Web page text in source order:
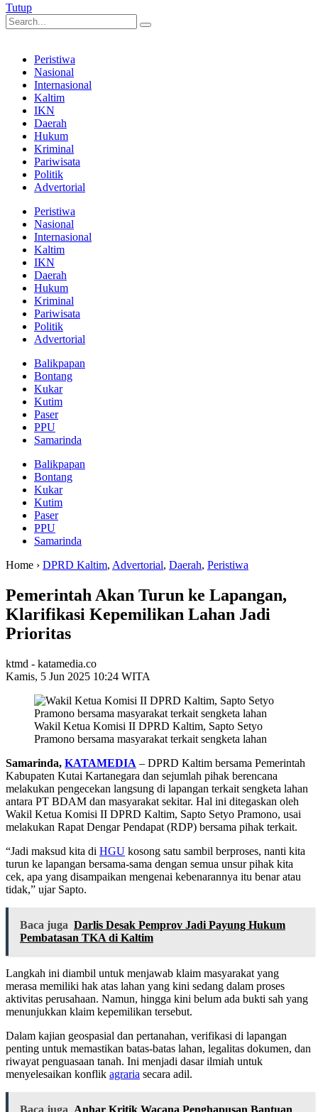
Tutup
Peristiwa
Nasional
Internasional
Kaltim
IKN
Daerah
Hukum
Kriminal
Pariwisata
Politik
Advertorial
Peristiwa
Nasional
Internasional
Kaltim
IKN
Daerah
Hukum
Kriminal
Pariwisata
Politik
Advertorial
Balikpapan
Bontang
Kukar
Kutim
Paser
PPU
Samarinda
Balikpapan
Bontang
Kukar
Kutim
Paser
PPU
Samarinda
Home › DPRD Kaltim, Advertorial, Daerah, Peristiwa
Pemerintah Akan Turun ke Lapangan,
Klarifikasi Kepemilikan Lahan Jadi
Prioritas
ktmd - katamedia.co
Kamis, 5 Jun 2025 10:24 WITA
Wakil Ketua Komisi II DPRD Kaltim, Sapto Setyo
Pramono bersama masyarakat terkait sengketa lahan
Samarinda, KATAMEDIA – DPRD Kaltim bersama Pemerintah
Kabupaten Kutai Kartanegara dan sejumlah pihak berencana
melakukan pengecekan langsung di lapangan terkait sengketa lahan
antara PT BDAM dan masyarakat sekitar. Hal ini ditegaskan oleh
Wakil Ketua Komisi II DPRD Kaltim, Sapto Setyo Pramono, usai
melakukan Rapat Dengar Pendapat (RDP) bersama pihak terkait.
“Jadi maksud kita di HGU kosong satu sambil berproses, nanti kita
turun ke lapangan bersama-sama dengan semua unsur pihak kita
cek, apa yang disampaikan mengenai kebenarannya itu benar atau
tidak,” ujar Sapto.
Baca juga Darlis Desak Pemprov Jadi Payung Hukum
Pembatasan TKA di Kaltim
Langkah ini diambil untuk menjawab klaim masyarakat yang
merasa memiliki hak atas lahan yang kini sedang dalam proses
aktivitas perusahaan. Namun, hingga kini belum ada bukti sah yang
menunjukkan klaim kepemilikan tersebut.
Dalam kajian geospasial dan pertanahan, verifikasi di lapangan
penting untuk memastikan batas-batas lahan, legalitas dokumen, dan
riwayat penguasaan tanah. Ini menjadi dasar ilmiah untuk
menyelesaikan konflik agraria secara adil.